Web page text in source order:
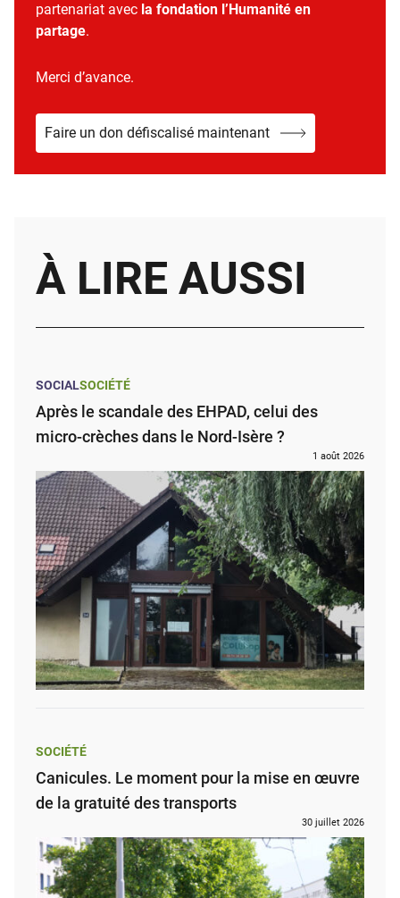
partenariat avec la fondation l’Humanité en
partage.
Merci d’avance.
Faire un don défiscalisé maintenant
À LIRE AUSSI
SOCIALSOCIÉTÉ
Après le scandale des EHPAD, celui des
micro-crèches dans le Nord-Isère ?
1 août 2026
SOCIÉTÉ
Canicules. Le moment pour la mise en œuvre
de la gratuité des transports
30 juillet 2026